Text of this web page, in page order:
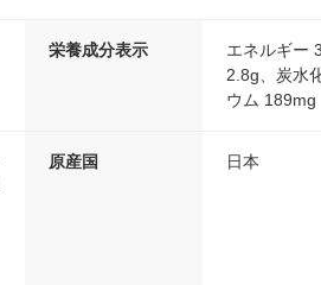
栄養成分表示
エネルギー
2.8g、炭水
ウム 189mg
原産国 日本